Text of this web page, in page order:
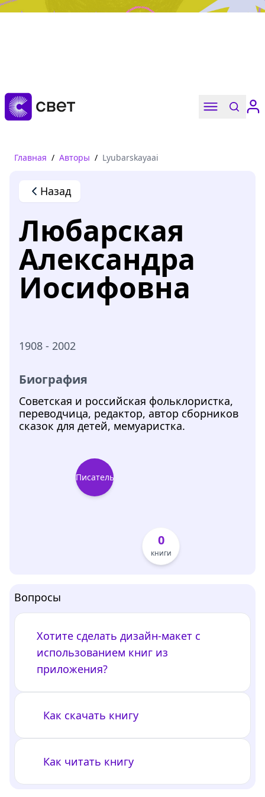
Дружба, любовь, взросление
Читать
Главная / Авторы / Lyubarskayaai
Назад
Любарская
Александра
Иосифовна
1908 - 2002
Биография
Советская и российская фольклористка,
переводчица, редактор, автор сборников
сказок для детей, мемуаристка.
Писатель
0
книги
Вопросы
Хотите сделать дизайн-макет с
использованием книг из
приложения?
Как скачать книгу
Как читать книгу